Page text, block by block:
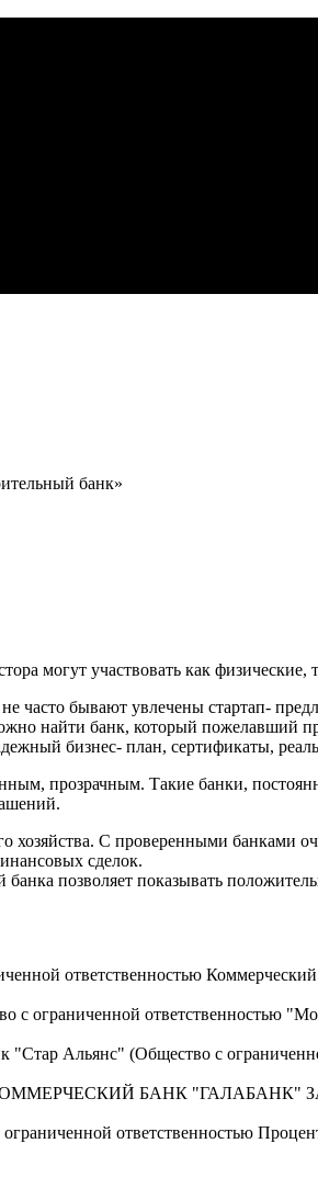
банк»
могут участвовать как
часто бывают увлечены стартап-
найти банк, который пожелавший
бизнес- план, сертификаты,
прозрачным. Такие банки,
хозяйства. C проверенными банками
сделок.
позволяет показывать
ответственностью
ответственностью
Альянс" (Общество с
КОММЕРЧЕСКИЙ БАНК
ответственностью